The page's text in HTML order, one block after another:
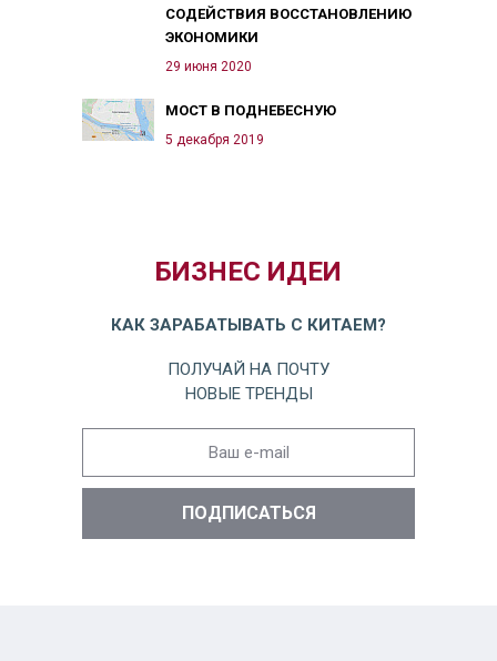
СОДЕЙСТВИЯ ВОССТАНОВЛЕНИЮ
ЭКОНОМИКИ
29 июня 2020
МОСТ В ПОДНЕБЕСНУЮ
5 декабря 2019
БИЗНЕС ИДЕИ
КАК ЗАРАБАТЫВАТЬ С КИТАЕМ?
ПОЛУЧАЙ НА ПОЧТУ
НОВЫЕ ТРЕНДЫ